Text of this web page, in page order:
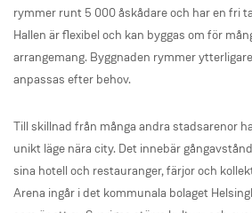
rymmer runt 5 000 åskådare och har en fri
Hallen är flexibel och kan byggas om för
arrangemang. Byggnaden rymmer
anpassas efter behov.
Till skillnad från många andra stadsarenor
unikt läge nära city. Det innebär
sina hotell och restauranger, färjor och
Arena ingår i det kommunala bolaget